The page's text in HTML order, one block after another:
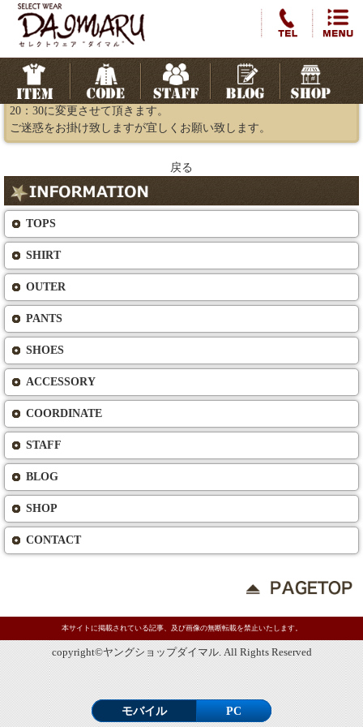
営業時間変更のお知らせ
2026.06.02
台風による悪天候が予想される為、3日(水)の営業時間を15：00～
20：30に変更させて頂きます。
ご迷惑をお掛け致しますが宜しくお願い致します。
戻る
TOPS
SHIRT
OUTER
PANTS
SHOES
ACCESSORY
COORDINATE
STAFF
BLOG
SHOP
CONTACT
本サイトに掲載されている記事、及び画像の無断転載を禁止いたします。
copyright©ヤングショップダイマル. All Rights Reserved
モバイル PC